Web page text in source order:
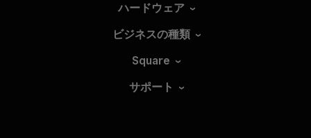
ハードウェア
ビジネスの種類
Square
サポート